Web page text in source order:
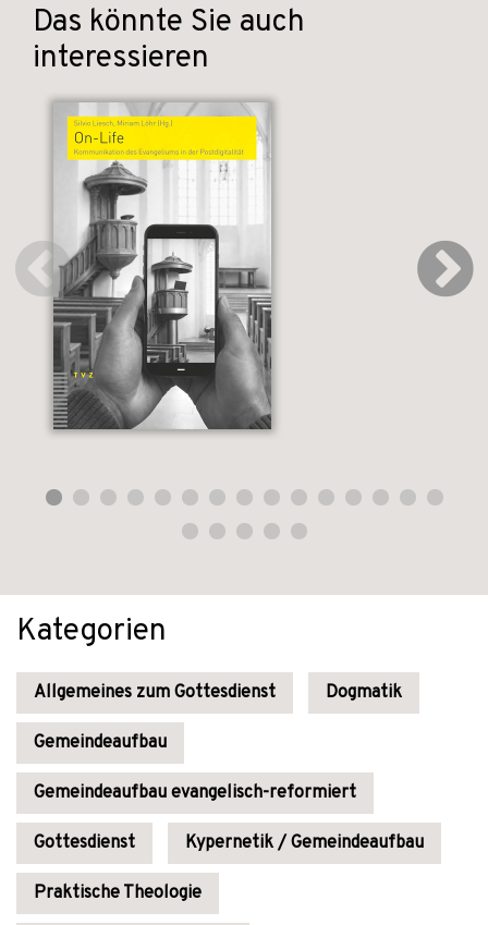
Das könnte Sie auch
interessieren
Kategorien
Allgemeines zum Gottesdienst Dogmatik
Gemeindeaufbau
Gemeindeaufbau evangelisch-reformiert
Gottesdienst Kypernetik / Gemeindeaufbau
Praktische Theologie